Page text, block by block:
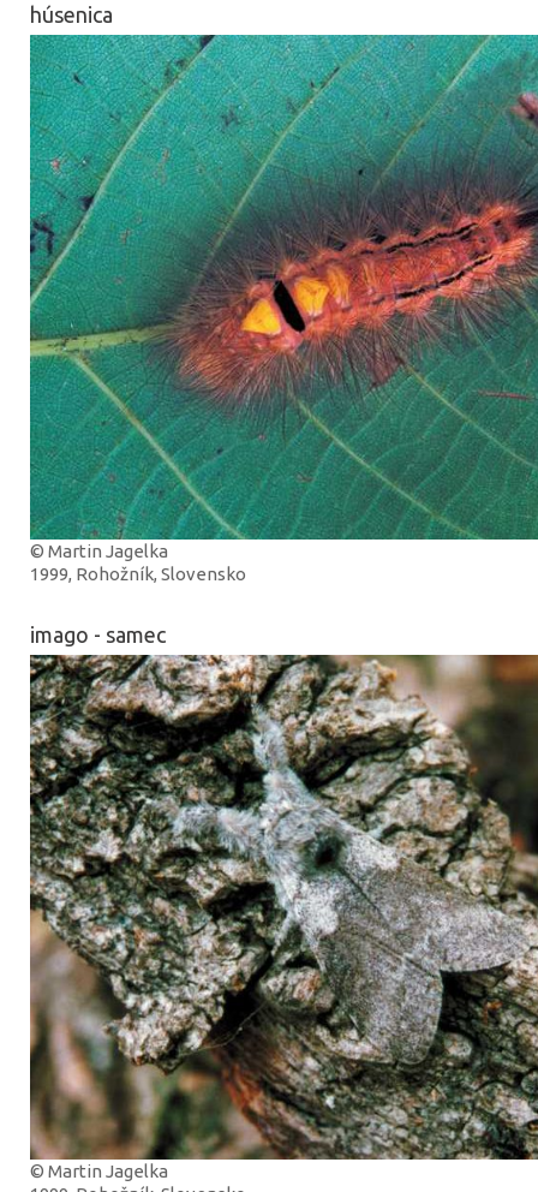
húsenica
© Martin Jagelka
1999, Rohožník, Slovensko
imago - samec
© Martin Jagelka